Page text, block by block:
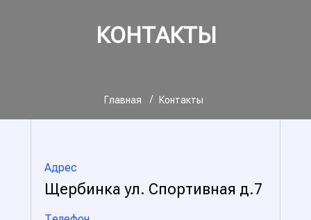
КОНТАКТЬI
Главная / Контакты
Адрес
Щербинка ул. Спортивная д.7